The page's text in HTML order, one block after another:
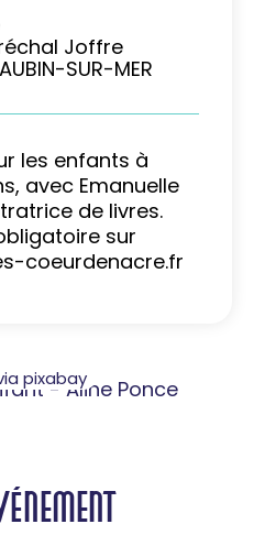
pixabay
Joffre
SUR-MER
les enfants à
avec Emanuelle
de livres.
sur
coeurdenacre.fr